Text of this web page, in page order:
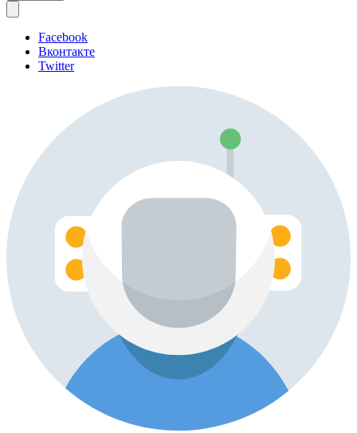
Facebook
Вконтакте
Twitter